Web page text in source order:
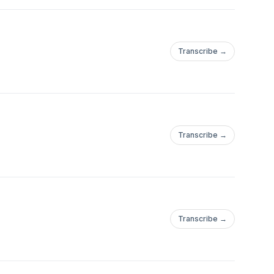
Transcribe →
Transcribe →
Transcribe →